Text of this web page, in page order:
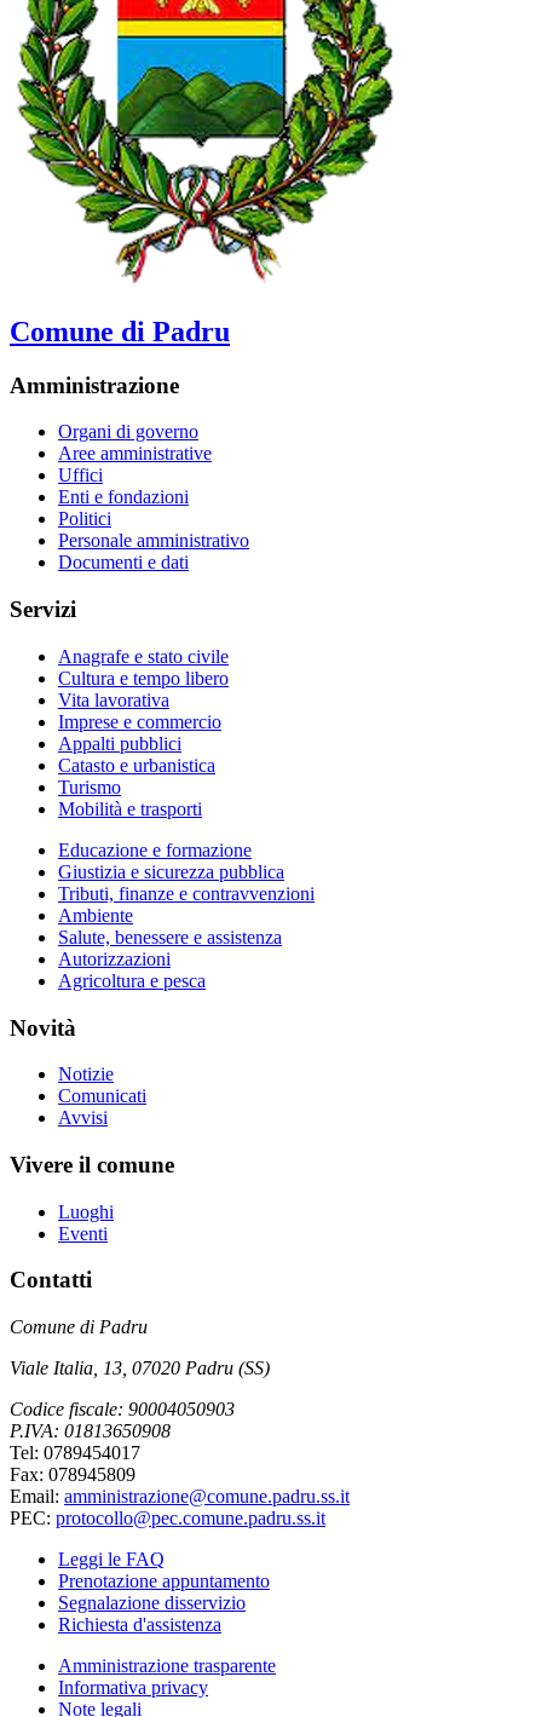
Comune di Padru
Amministrazione
Organi di governo
Aree amministrative
Uffici
Enti e fondazioni
Politici
Personale amministrativo
Documenti e dati
Servizi
Anagrafe e stato civile
Cultura e tempo libero
Vita lavorativa
Imprese e commercio
Appalti pubblici
Catasto e urbanistica
Turismo
Mobilità e trasporti
Educazione e formazione
Giustizia e sicurezza pubblica
Tributi, finanze e contravvenzioni
Ambiente
Salute, benessere e assistenza
Autorizzazioni
Agricoltura e pesca
Novità
Notizie
Comunicati
Avvisi
Vivere il comune
Luoghi
Eventi
Contatti
Comune di Padru
Viale Italia, 13, 07020 Padru (SS)
Codice fiscale: 90004050903
P.IVA: 01813650908
Tel: 0789454017
Fax: 078945809
Email: amministrazione@comune.padru.ss.it
PEC: protocollo@pec.comune.padru.ss.it
Leggi le FAQ
Prenotazione appuntamento
Segnalazione disservizio
Richiesta d'assistenza
Amministrazione trasparente
Informativa privacy
Note legali